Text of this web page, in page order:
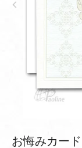
お悔みカード